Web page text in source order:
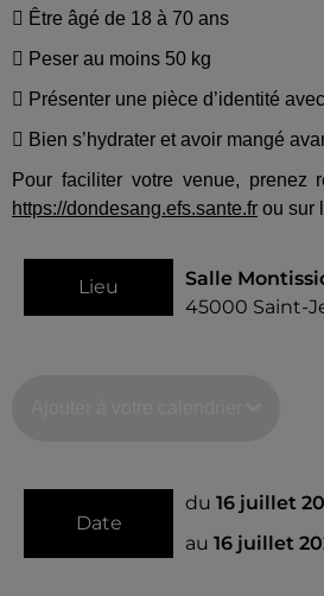
 Être âgé de 18 à 70 ans
 Peser au moins 50 kg
 Présenter une pièce d’identité
 Bien s’hydrater et avoir mangé
Pour faciliter votre venue, prenez
https://dondesang.efs.sante.fr ou sur
Lieu
Salle
45000 Saint-
Date
du 16 juillet
au 16 juillet